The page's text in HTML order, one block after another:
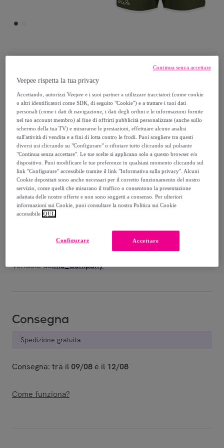
Completo Corto Donna KAPPA Cotone
Jersey
17,99 €
34,99 €
-48%
Militare
Venduto daiMe_Company
Consegna
Spedizione gratuita
Consegna: tra il 09/08 e il 12/08
Come funziona?
Veepee rispetta la tua privacy
Accettando, autorizzi Veepee e i suoi partner a utilizzare tracciatori (come cookie
o altri identificatori come SDK, di seguito "Cookie") e a trattare i tuoi dati
personali (come i dati di navigazione, i dati degli ordini e le informazioni fornite
nel tuo account membro) al fine di offrirti pubblicità personalizzate (anche sullo
schermo della tua TV) e misurarne le prestazioni, effettuare alcune analisi
sull'attività di vendita e a fini di lotta contro le frodi. Puoi scegliere tra questi
diversi usi cliccando su "Configurare" o rifiutare tutto cliccando sul pulsante
"Continua senza accettare". Le tue scelte si applicano solo a questo browser e/o
dispositivo. Puoi modificare le tue preferenze in qualsiasi momento cliccando sul
link "Configurare" accessibile tramite il link "Informativa sulla privacy". Alcuni
Cookie depositati sono anche necessari per il corretto funzionamento del nostro
servizio, come quelli che misurano il traffico o consentono la presentazione
adattata delle nostre offerte e non sono soggetti a consenso. Per ulteriori
informazioni sui Cookie, puoi consultare la nostra Politica sui Cookie
accessibile QUI.
Accettare
Configurare
Continua senza accettare